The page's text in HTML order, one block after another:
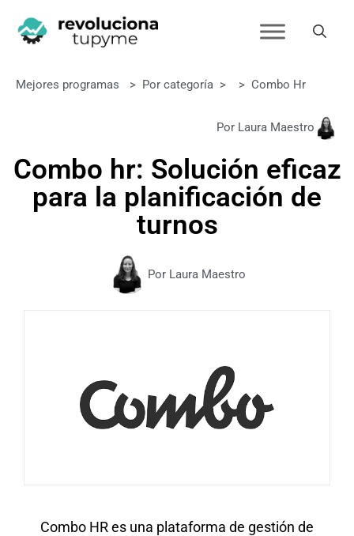
Mejores programas > Por categoría > > Combo Hr
Por Laura Maestro
Combo hr: Solución eficaz
para la planificación de
turnos
Por Laura Maestro
Combo HR es una plataforma de gestión de